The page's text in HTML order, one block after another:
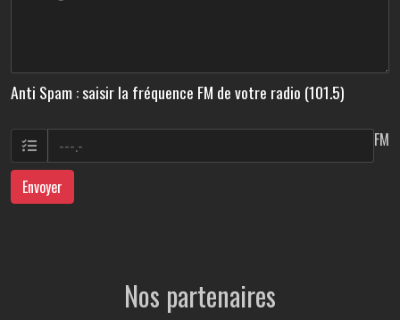
Anti Spam : saisir la fréquence FM de votre radio (101.5)
FM
Envoyer
Nos partenaires